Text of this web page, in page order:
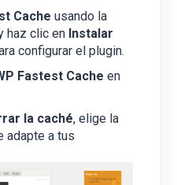
Cache usando la
haz clic en Instalar
configurar el plugin.
Fastest Cache en
la caché, elige la
adapte a tus